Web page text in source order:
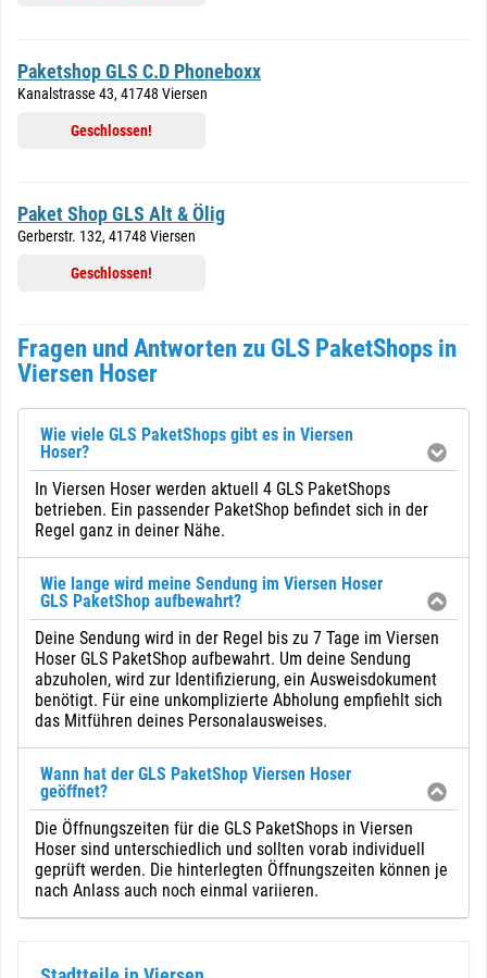
Paketshop GLS C.D Phoneboxx
Kanalstrasse 43, 41748 Viersen
Geschlossen!
Paket Shop GLS Alt & Ölig
Gerberstr. 132, 41748 Viersen
Geschlossen!
Fragen und Antworten zu GLS PaketShops in
Viersen Hoser
Wie viele GLS PaketShops gibt es in Viersen
Hoser?
In Viersen Hoser werden aktuell 4 GLS PaketShops
betrieben. Ein passender PaketShop befindet sich in der
Regel ganz in deiner Nähe.
Wie lange wird meine Sendung im Viersen Hoser
GLS PaketShop aufbewahrt?
Deine Sendung wird in der Regel bis zu 7 Tage im Viersen
Hoser GLS PaketShop aufbewahrt. Um deine Sendung
abzuholen, wird zur Identifizierung, ein Ausweisdokument
benötigt. Für eine unkomplizierte Abholung empfiehlt sich
das Mitführen deines Personalausweises.
Wann hat der GLS PaketShop Viersen Hoser
geöffnet?
Die Öffnungszeiten für die GLS PaketShops in Viersen
Hoser sind unterschiedlich und sollten vorab individuell
geprüft werden. Die hinterlegten Öffnungszeiten können je
nach Anlass auch noch einmal variieren.